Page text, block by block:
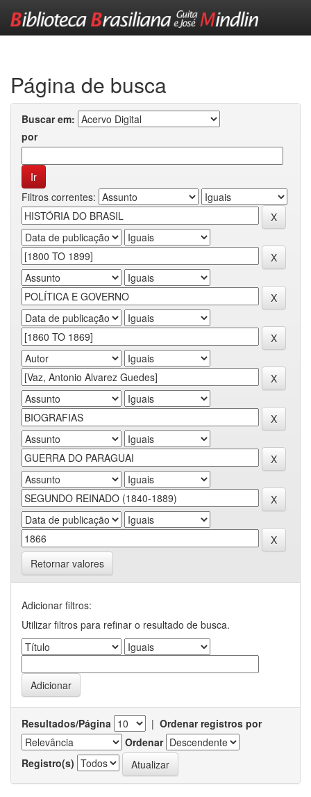
Página de busca
Buscar em:
por
Filtros correntes:
Retornar valores
Adicionar filtros:
Utilizar filtros para refinar o resultado de busca.
Resultados/Página | Ordenar registros por
Ordenar
Registro(s)